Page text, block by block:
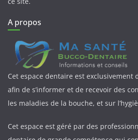
A propos
Cet espace dentaire est exclusivement
afin de s’informer et de recevoir des
les maladies de la bouche, et sur
Cet espace est géré par des